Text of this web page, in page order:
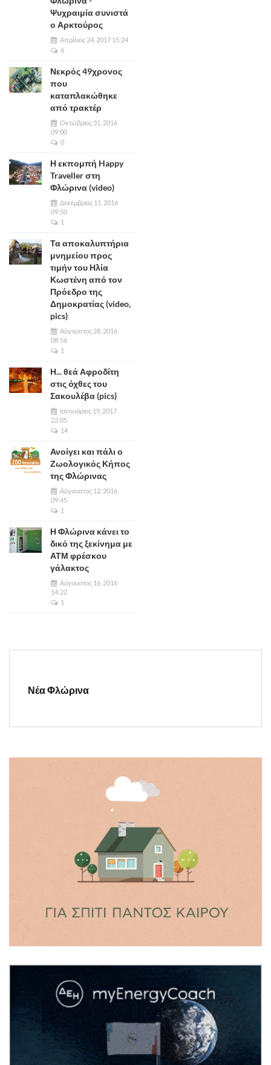
Ψυχραιμία συνιστά
ο Αρκτούρος
Απρίλιος 24, 2017 15:24
6
Νεκρός 49χρονος
που
καταπλακώθηκε
από τρακτέρ
Οκτώβριος 31, 2016
09:00
0
Η εκπομπή Happy
Traveller στη
Φλώρινα (video)
Δεκέμβριος 11, 2016
09:50
1
Τα αποκαλυπτήρια
μνημείου προς
τιμήν του Ηλία
Κωστένη από τον
Πρόεδρο της
Δημοκρατίας (video,
pics)
Αύγουστος 28, 2016
08:56
1
Η... θεά Αφροδίτη
στις όχθες του
Σακουλέβα (pics)
Ιανουάριος 19, 2017
22:05
14
Ανοίγει και πάλι ο
Ζωολογικός Κήπος
της Φλώρινας
Αύγουστος 12, 2016
09:45
1
Η Φλώρινα κάνει το
δικό της ξεκίνημα με
ΑΤΜ φρέσκου
γάλακτος
Αύγουστος 16, 2016
14:22
1
Νέα Φλώρινα